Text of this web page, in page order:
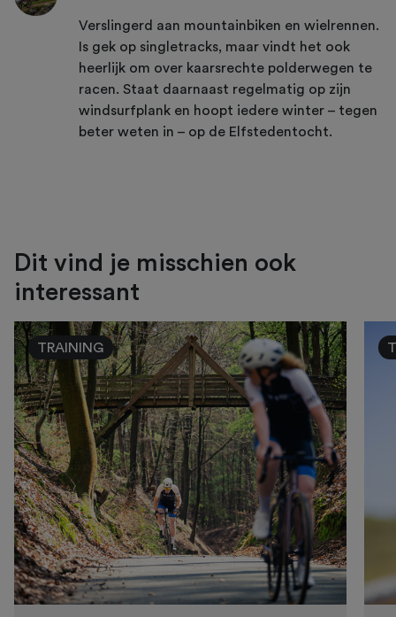
Verslingerd aan mountainbiken en wielrennen.
Is gek op singletracks, maar vindt het ook
heerlijk om over kaarsrechte polderwegen te
racen. Staat daarnaast regelmatig op zijn
windsurfplank en hoopt iedere winter – tegen
beter weten in – op de Elfstedentocht.
Dit vind je misschien ook
interessant
TRAINING